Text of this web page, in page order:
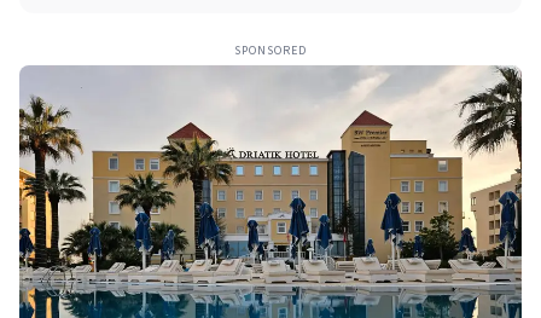
SPONSORED